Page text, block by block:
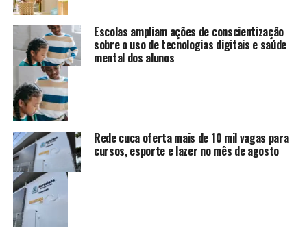
Escolas ampliam ações de conscientização
sobre o uso de tecnologias digitais e saúde
mental dos alunos
Rede cuca oferta mais de 10 mil vagas para
cursos, esporte e lazer no mês de agosto